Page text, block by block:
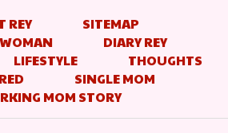
REY
SITEMAP
DIARY REY
LIFESTYLE
THOUGHTS
SINGLE MOM
MOM STORY